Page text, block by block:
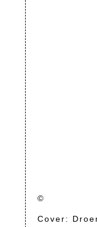
©
Cover: